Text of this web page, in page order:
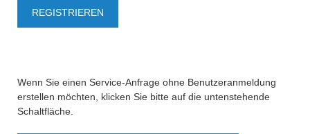
REGISTRIEREN
Wenn Sie einen Service-Anfrage ohne Benutzeranmeldung
erstellen möchten, klicken Sie bitte auf die untenstehende
Schaltfläche.